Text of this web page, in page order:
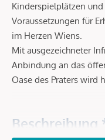
Kinderspielplätzen
Voraussetzungen für
im Herzen Wiens.
Mit ausgezeichneter
Anbindung an das
Oase des Praters wird
Beschreibung